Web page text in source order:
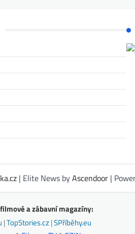
| Elite News byAscendoor|
a zábavní magazíny:
|TopStories.cz|SPříběhy.eu